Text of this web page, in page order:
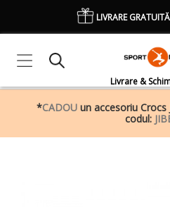
Livrare &
LIVRARE
*CADOU un accesoriu Crocs
codul: